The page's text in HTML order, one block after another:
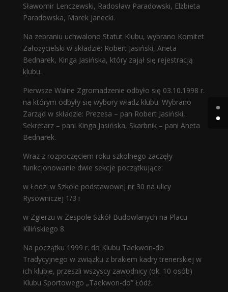
Sławomir Lenczewski, Radosław Paradowski, Elżbieta
Paradowska, Marek Janecki.
Na zebraniu uchwalono Statut Klubu, wybrano Komitet
Założycielski w składzie: Robert Jasiński, Aneta
Bednarek, Kinga Jasińska, który zajął się rejestracją
klubu.
Pierwsze Walne Zgromadzenie odbyło się 03.10.1998 r.
na którym odbyły się wybory władz klubu. Wybrano
Zarząd w składzie: Prezesa – pan Robert Jasiński,
Sekretarz – pani Kinga Jasińska, Skarbnik – pani Aneta
Bednarek.
Wraz z rozpoczęciem roku szkolnego zaczęły
funkcjonowanie dwie sekcje początkujące:
w Łodzi w Szkole podstawowej nr 30 na ulicy
Rysowniczej 1/3 i
w Zgierzu w Zespole Szkół Budowlanych na Placu
Kilińskiego 8.
Na początku 1999 r. do Klubu Taekwon-do
Tradycyjnego w związku z brakiem kadry trenerskiej w
ich klubie, przeszli wszyscy zawodnicy (ok. 10 osób)
Klubu Sportowego „Taekwon-do” Łódź.